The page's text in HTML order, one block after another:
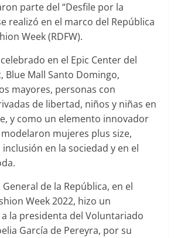
parte del “Desfile por la
realizó en el marco del República
Week (RDFW).
en el Epic Center del
Blue Mall Santo Domingo,
mayores, personas con
de libertad, niños y niñas en
y como un elemento innovador
mujeres plus size,
en la sociedad y en el
de la República, en el
Week 2022, hizo un
la presidenta del Voluntariado
García de Pereyra, por su